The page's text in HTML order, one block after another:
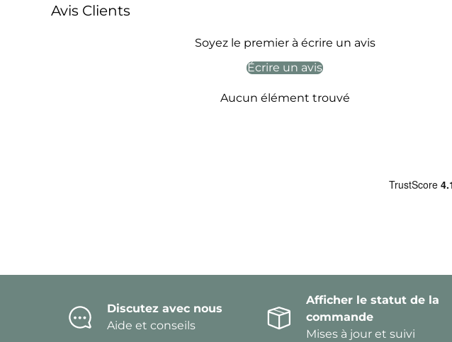
Avis Clients
Soyez le premier à écrire un avis
Écrire un avis
Aucun élément trouvé
Discutez avec nous
Aide et conseils
Afficher le statut de la
commande
Mises à jour et suivi